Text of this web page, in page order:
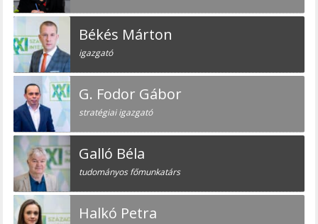
Békés Márton
igazgató
G. Fodor Gábor
stratégiai igazgató
Galló Béla
tudományos főmunkatárs
Halkó Petra